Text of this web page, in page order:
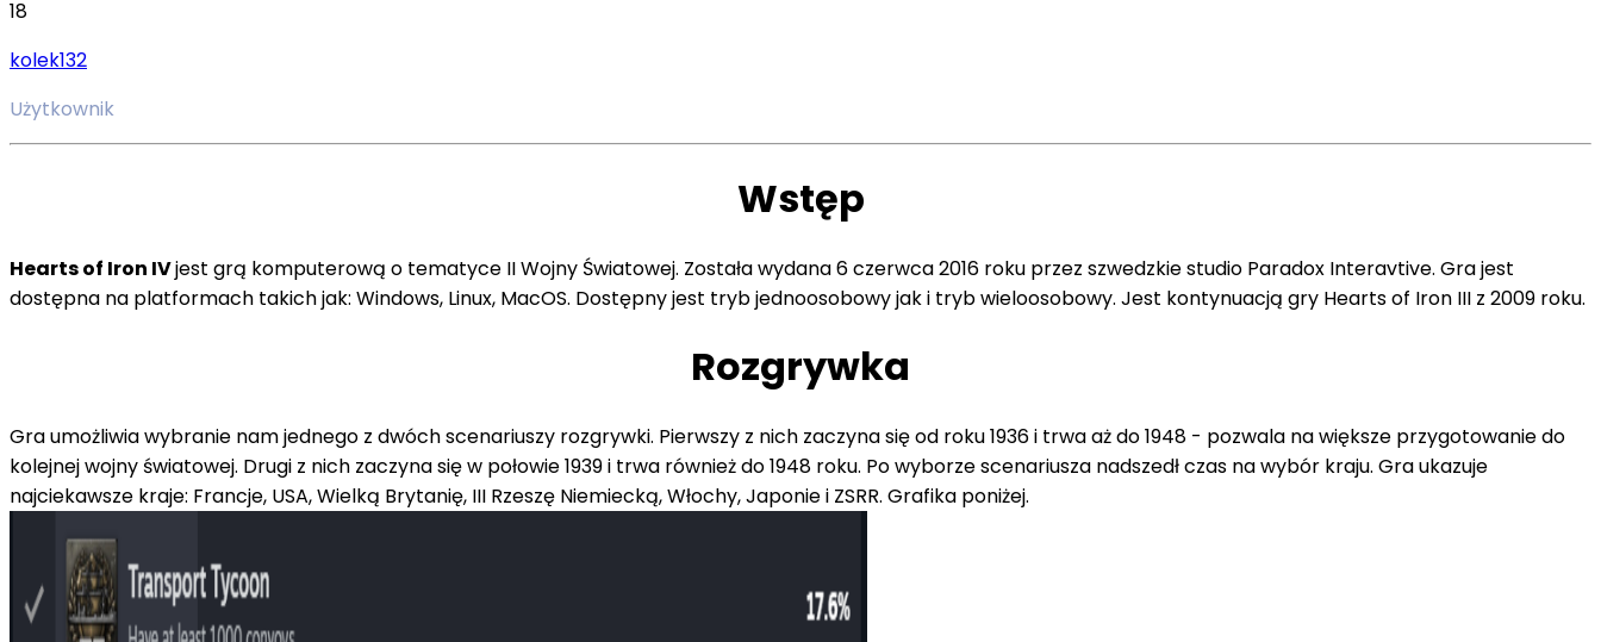
18
kolek132
Użytkownik
Wstęp
Hearts of Iron IVjest grą komputerową o tematyce II Wojny Światowej. Została wydana 6 czerwca 2016 roku przez szwedzkie studio Paradox Interavtive. Gra jest
dostępna na platformach takich jak: Windows, Linux, MacOS. Dostępny jest tryb jednoosobowy jak i tryb wieloosobowy. Jest kontynuacją gry Hearts of Iron III z 2009 roku.
Rozgrywka
Gra umożliwia wybranie nam jednego z dwóch scenariuszy rozgrywki. Pierwszy z nich zaczyna się od roku 1936 i trwa aż do 1948 - pozwala na większe przygotowanie do
kolejnej wojny światowej. Drugi z nich zaczyna się w połowie 1939 i trwa również do 1948 roku. Po wyborze scenariusza nadszedł czas na wybór kraju. Gra ukazuje
najciekawsze kraje: Francje, USA, Wielką Brytanię, III Rzeszę Niemiecką, Włochy, Japonie i ZSRR. Grafika poniżej.